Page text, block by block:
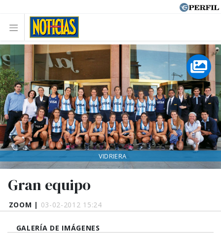
ZOOM | 03-02-2012 15:24
Gran equipo
VIDRIERA
GALERÍA DE IMÁGENES